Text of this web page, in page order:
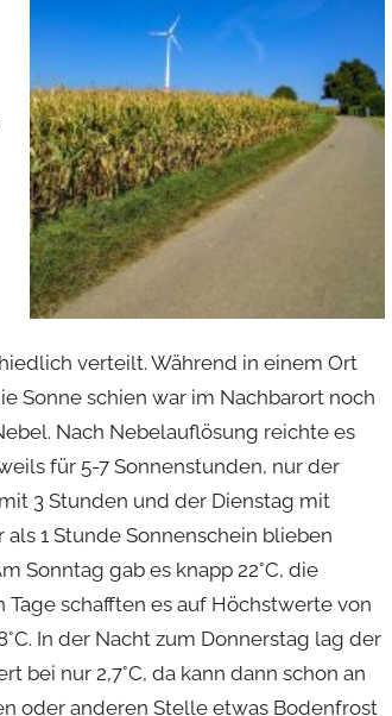
verteilt. Während in einem Ort
Sonne schien war im Nachbarort noch
Nach Nebelauflösung reichte es
für 5-7 Sonnenstunden, nur der
3 Stunden und der Dienstag mit
als 1 Stunde Sonnenschein blieben
Sonntag gab es knapp 22°C, die
Tage schafften es auf Höchstwerte von
In der Nacht zum Donnerstag lag der
bei nur 2,7°C, da kann dann schon an
oder anderen Stelle etwas Bodenfrost